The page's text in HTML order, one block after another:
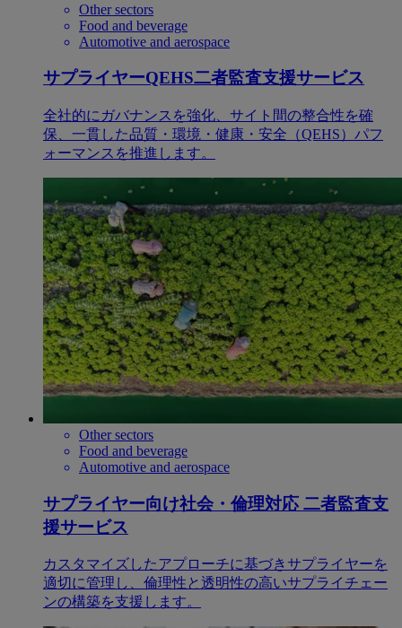
Other sectors
Food and beverage
Automotive and aerospace
サプライヤーQEHS二者監査支援サービス
全社的にガバナンスを強化、サイト間の整合性を確
保、一貫した品質・環境・健康・安全（QEHS）パフ
ォーマンスを推進します。
Other sectors
Food and beverage
Automotive and aerospace
サプライヤー向け社会・倫理対応 二者監査支
援サービス
カスタマイズしたアプローチに基づきサプライヤーを
適切に管理し、倫理性と透明性の高いサプライチェー
ンの構築を支援します。